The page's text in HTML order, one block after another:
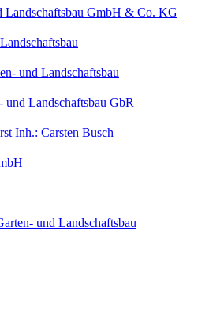
Landschaftsbau GmbH & Co. KG
und Landschaftsbau
Landschaftsbau GbR
Inh.: Carsten Busch
und Landschaftsbau